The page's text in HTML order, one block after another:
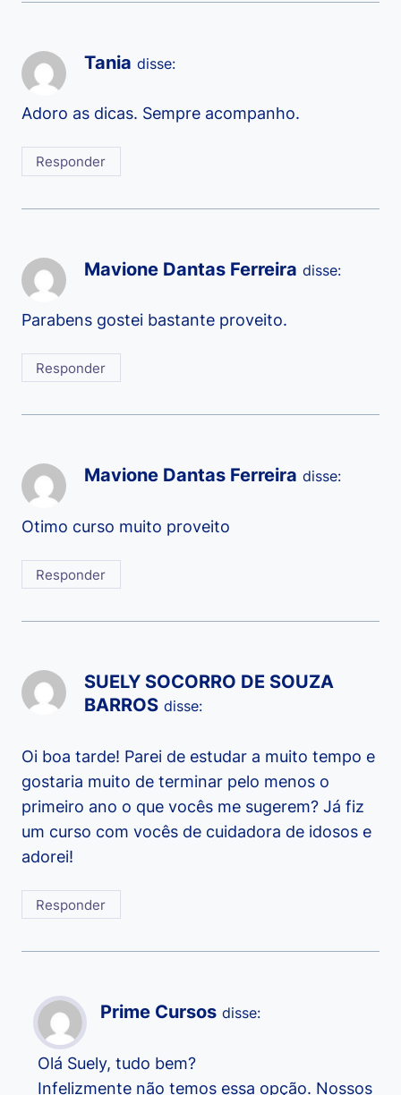
Tania disse:
Adoro as dicas. Sempre acompanho.
Responder
Mavione Dantas Ferreira disse:
Parabens gostei bastante proveito.
Responder
Mavione Dantas Ferreira disse:
Otimo curso muito proveito
Responder
SUELY SOCORRO DE SOUZA
BARROS disse:
Oi boa tarde! Parei de estudar a muito tempo e
gostaria muito de terminar pelo menos o
primeiro ano o que vocês me sugerem? Já fiz
um curso com vocês de cuidadora de idosos e
adorei!
Responder
Prime Cursos disse:
Olá Suely, tudo bem?
Infelizmente não temos essa opção. Nossos